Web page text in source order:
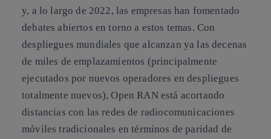
y, a lo largo de 2022, las empresas han fomentado
debates abiertos en torno a estos temas. Con
despliegues mundiales que alcanzan ya las decenas
de miles de emplazamientos (principalmente
ejecutados por nuevos operadores en despliegues
totalmente nuevos), Open RAN está acortando
distancias con las redes de radiocomunicaciones
móviles tradicionales en términos de paridad de